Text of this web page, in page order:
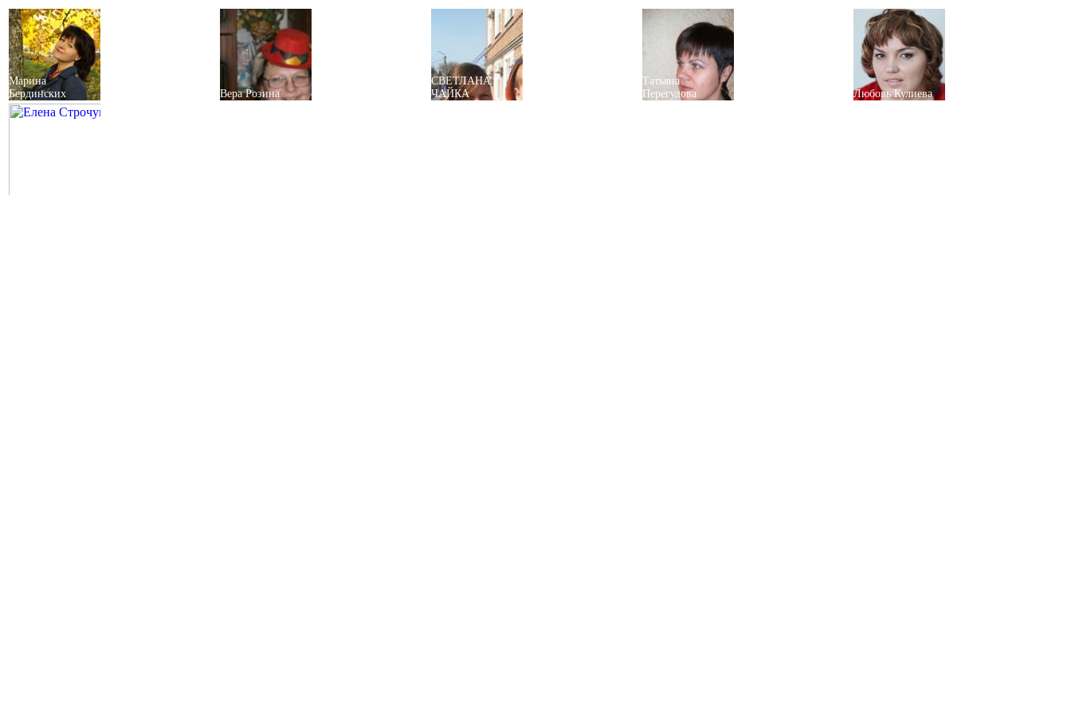
Марина
Бердинских
Вера Розина
СВЕТЛАНА
ЧАЙКА
Татьяна
Перегудова
Любовь Кулиева